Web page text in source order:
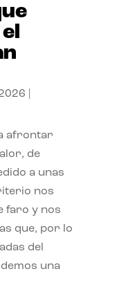
afrontar
de
a unas
nos
faro y nos
que, por lo
del
una